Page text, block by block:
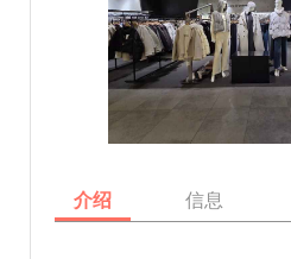
介绍 信息